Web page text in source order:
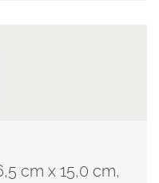
cm x 15,0 cm,